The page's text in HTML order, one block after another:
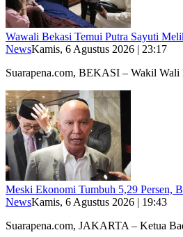
Wawali Bekasi Temui Putra Sayuti
NewsKamis, 6 Agustus 2026 | 23:17
Suarapena.com, BEKASI – Wakil
Meski Ekonomi Tumbuh 5,29 Persen,
NewsKamis, 6 Agustus 2026 | 19:43
Suarapena.com, JAKARTA – Ketua